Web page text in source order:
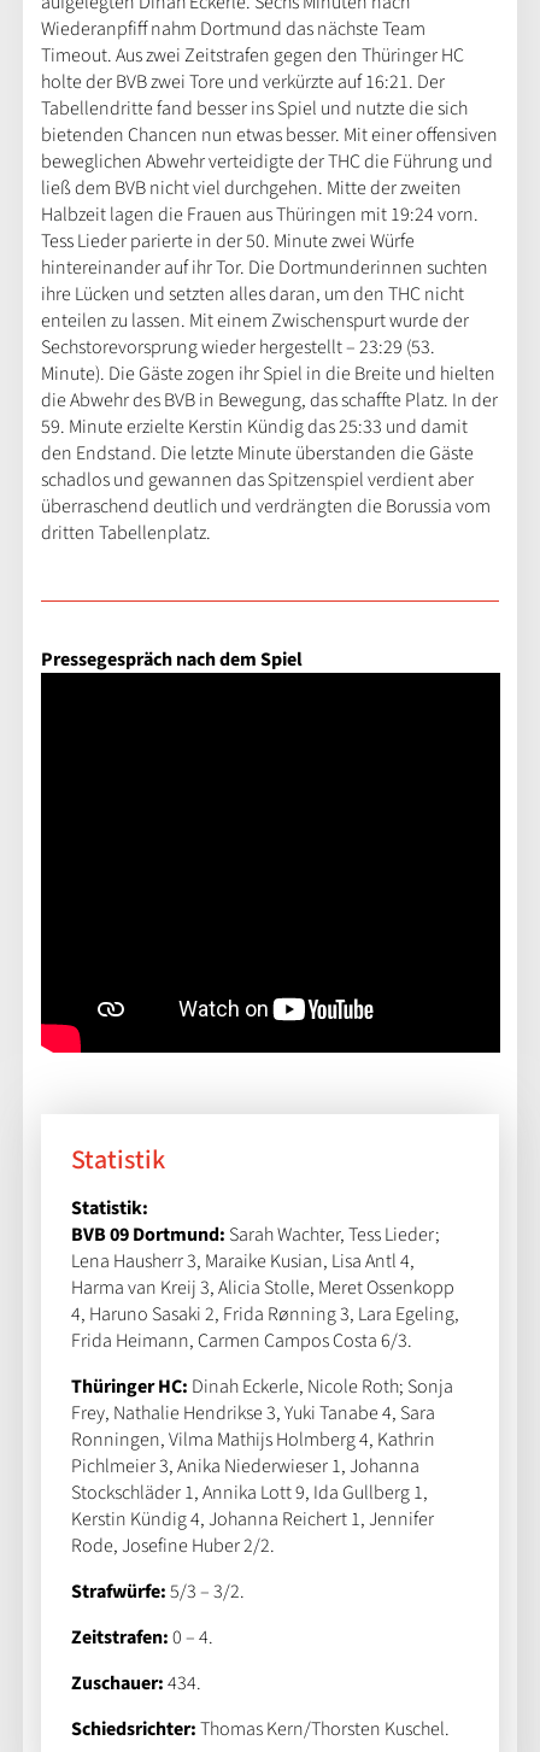
Wiederanpfiff nahm Dortmund das nächste Team
Timeout. Aus zwei Zeitstrafen gegen den Thüringer HC
holte der BVB zwei Tore und verkürzte auf 16:21. Der
Tabellendritte fand besser ins Spiel und nutzte die sich
bietenden Chancen nun etwas besser. Mit einer offensiven
beweglichen Abwehr verteidigte der THC die Führung und
ließ dem BVB nicht viel durchgehen. Mitte der zweiten
Halbzeit lagen die Frauen aus Thüringen mit 19:24 vorn.
Tess Lieder parierte in der 50. Minute zwei Würfe
hintereinander auf ihr Tor. Die Dortmunderinnen suchten
ihre Lücken und setzten alles daran, um den THC nicht
enteilen zu lassen. Mit einem Zwischenspurt wurde der
Sechstorevorsprung wieder hergestellt – 23:29 (53.
Minute). Die Gäste zogen ihr Spiel in die Breite und hielten
die Abwehr des BVB in Bewegung, das schaffte Platz. In der
59. Minute erzielte Kerstin Kündig das 25:33 und damit
den Endstand. Die letzte Minute überstanden die Gäste
schadlos und gewannen das Spitzenspiel verdient aber
überraschend deutlich und verdrängten die Borussia vom
dritten Tabellenplatz.
Pressegespräch nach dem Spiel
Statistik
Statistik:
BVB 09 Dortmund: Sarah Wachter, Tess Lieder;
Lena Hausherr 3, Maraike Kusian, Lisa Antl 4,
Harma van Kreij 3, Alicia Stolle, Meret Ossenkopp
4, Haruno Sasaki 2, Frida Rønning 3, Lara Egeling,
Frida Heimann, Carmen Campos Costa 6/3.
Thüringer HC: Dinah Eckerle, Nicole Roth; Sonja
Frey, Nathalie Hendrikse 3, Yuki Tanabe 4, Sara
Ronningen, Vilma Mathijs Holmberg 4, Kathrin
Pichlmeier 3, Anika Niederwieser 1, Johanna
Stockschläder 1, Annika Lott 9, Ida Gullberg 1,
Kerstin Kündig 4, Johanna Reichert 1, Jennifer
Rode, Josefine Huber 2/2.
Strafwürfe:5/3 – 3/2.
Zeitstrafen:0 – 4.
Zuschauer:434.
Schiedsrichter:Thomas Kern/Thorsten Kuschel.